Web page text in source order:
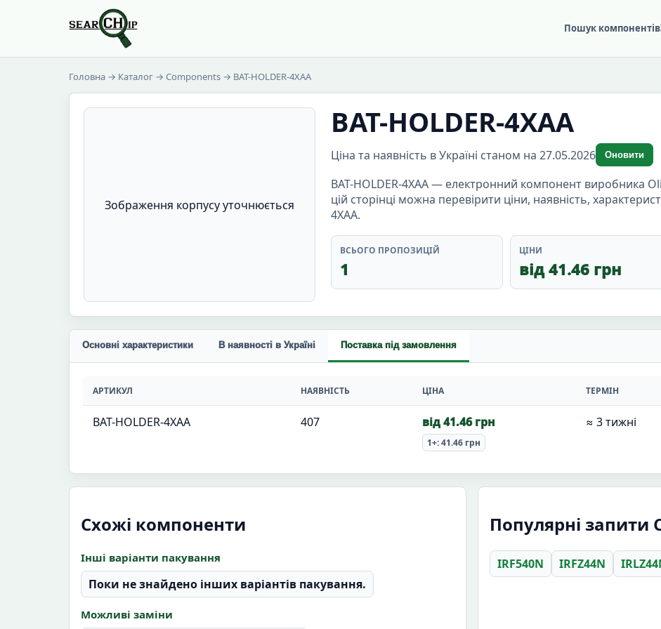
Пошук компонентів
Головна → Каталог → Components → BAT-HOLDER-4XAA
Зображення корпусу уточнюється
BAT-HOLDER-4XAA
Ціна та наявність в Україні станом на 27.05.2026 Оновити
BAT-HOLDER-4XAA — електронний компонент виробника
цій сторінці можна перевірити ціни, наявність,
4XAA.
ВСЬОГО ПРОПОЗИЦІЙ
1
ЦІНИ
від 41.46 грн
Основні характеристики В наявності в Україні Поставка під замовлення
АРТИКУЛ НАЯВНІСТЬ ЦІНА ТЕРМІН
BAT-HOLDER-4XAA 407 від 41.46 грн
1+: 41.46 грн
≈ 3 тижні
Схожі компоненти
Інші варіанти пакування
Поки не знайдено інших варіантів пакування.
Можливі заміни
Популярні запити
IRF540N IRFZ44N